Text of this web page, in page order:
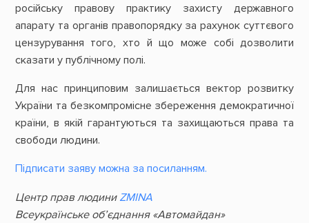
російську правову практику захисту державного
апарату та органів правопорядку за рахунок суттєвого
цензурування того, хто й що може собі дозволити
сказати у публічному полі.
Для нас принциповим залишається вектор розвитку
України та безкомпромісне збереження демократичної
країни, в якій гарантуються та захищаються права та
свободи людини.
Підписати заяву можна за посиланням.
Центр прав людини ZMINA
Всеукраїнське об’єднання «Автомайдан»